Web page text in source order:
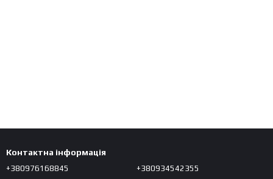
Контактна інформація
+380976168845 +380934542355